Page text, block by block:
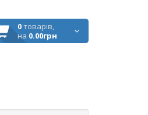
0товарів,
на 0.00грн